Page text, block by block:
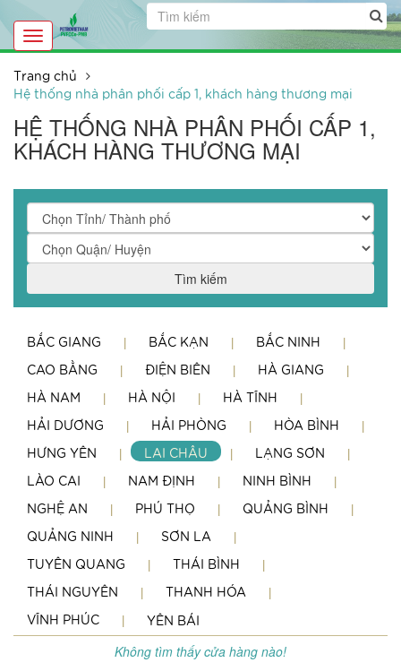
Toggle
navigation
Trang chủ
Hệ thống nhà phân phối cấp 1, khách hàng thương mại
HỆ THỐNG NHÀ PHÂN PHỐI CẤP 1,
KHÁCH HÀNG THƯƠNG MẠI
Tìm kiếm
BẮC GIANG BẮC KẠN
BẮC NINH
CAO BẰNG
ĐIỆN BIÊN
HÀ GIANG
HÀ NAM
HÀ NỘI
HÀ TĨNH
HẢI DƯƠNG
HẢI PHÒNG
HÒA BÌNH
HƯNG YÊN
LAI CHÂU
LẠNG SƠN
LÀO CAI
NAM ĐỊNH
NINH BÌNH
NGHỆ AN
PHÚ THỌ
QUẢNG BÌNH
QUẢNG NINH
SƠN LA
TUYÊN QUANG
THÁI BÌNH
THÁI NGUYÊN
THANH HÓA
VĨNH PHÚC
YÊN BÁI
Không tìm thấy cửa hàng nào!